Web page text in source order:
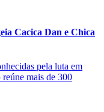
Cacica Dan e Chica
pela luta em
mais de 300